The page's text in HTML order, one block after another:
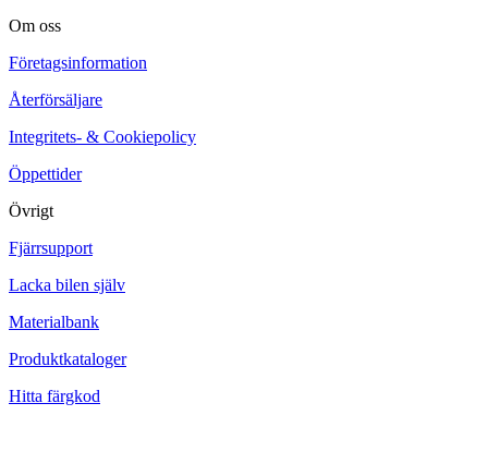
Om oss
Företagsinformation
Återförsäljare
Integritets- & Cookiepolicy
Öppettider
Övrigt
Fjärrsupport
Lacka bilen själv
Materialbank
Produktkataloger
Hitta färgkod